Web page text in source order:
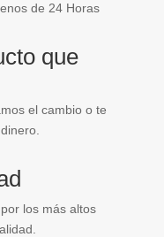
de 24 Horas
que
el cambio o te
los más altos